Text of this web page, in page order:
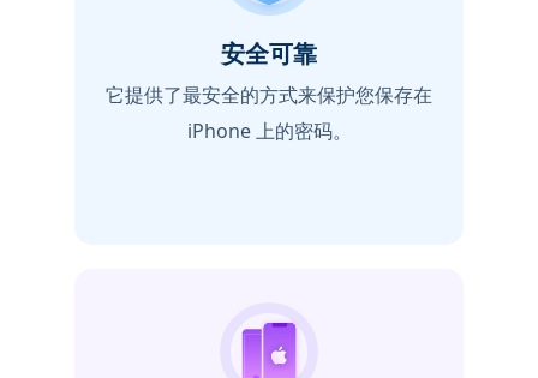
安全可靠
它提供了最安全的方式来保护您保存在
iPhone 上的密码。